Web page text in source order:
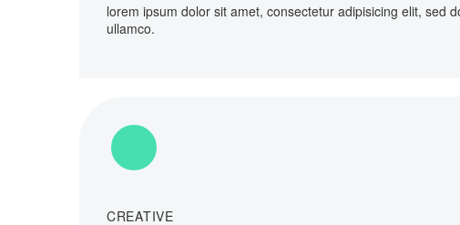
lorem ipsum dolor sit amet, consectetur adipisicing elit, sed
ullamco.
CREATIVE